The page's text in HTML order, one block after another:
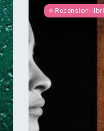
Recensioni libri